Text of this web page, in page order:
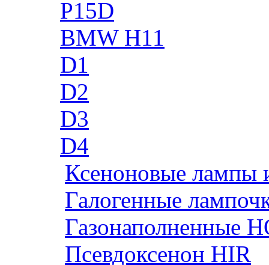
P15D
BMW H11
D1
D2
D3
D4
Ксеноновые лампы
Галогенные
Газонаполненные
Псевдоксенон HIR